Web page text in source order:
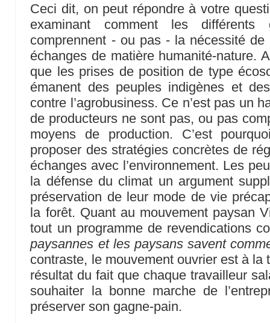
Ceci dit, on peut répondre à votre
examinant comment les différents
comprennent - ou pas - la nécessité de
échanges de matière humanité-nature.
que les prises de position de type
émanent des peuples indigènes et
contre l’agrobusiness. Ce n’est pas un
de producteurs ne sont pas, ou pas
moyens de production. C’est
proposer des stratégies concrètes de
échanges avec l’environnement. Les
la défense du climat un argument
préservation de leur mode de vie
la forêt. Quant au mouvement paysan
tout un programme de revendications
paysannes et les paysans savent
contraste, le mouvement ouvrier est à la
résultat du fait que chaque travailleur
souhaiter la bonne marche de
préserver son gagne-pain.